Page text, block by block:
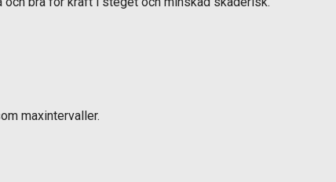
maxintervaller.